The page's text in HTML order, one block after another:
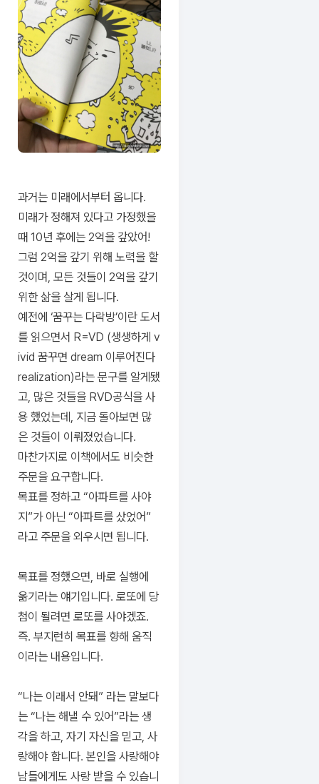
과거는 미래에서부터 옵니다.
미래가 정해져 있다고 가정했을
때 10년 후에는 2억을 갚았어!
그럼 2억을 갚기 위해 노력을 할
것이며, 모든 것들이 2억을 갚기
위한 삶을 살게 됩니다.
예전에 ‘꿈꾸는 다락방’이란 도서
를 읽으면서 R=VD (생생하게 v
ivid 꿈꾸면 dream 이루어진다
realization)라는 문구를 알게됐
고, 많은 것들을 RVD공식을 사
용 했었는데, 지금 돌아보면 많
은 것들이 이뤄졌었습니다.
마찬가지로 이책에서도 비슷한
주문을 요구합니다.
목표를 정하고 “아파트를 사야
지”가 아닌 “아파트를 샀었어”
라고 주문을 외우시면 됩니다.
목표를 정했으면, 바로 실행에
옮기라는 얘기입니다. 로또에 당
첨이 될려면 로또를 사야겠죠.
즉. 부지런히 목표를 향해 움직
이라는 내용입니다.
“나는 이래서 안돼” 라는 말보다
는 “나는 해낼 수 있어”라는 생
각을 하고, 자기 자신을 믿고, 사
랑해야 합니다. 본인을 사랑해야
남들에게도 사랑 받을 수 있습니